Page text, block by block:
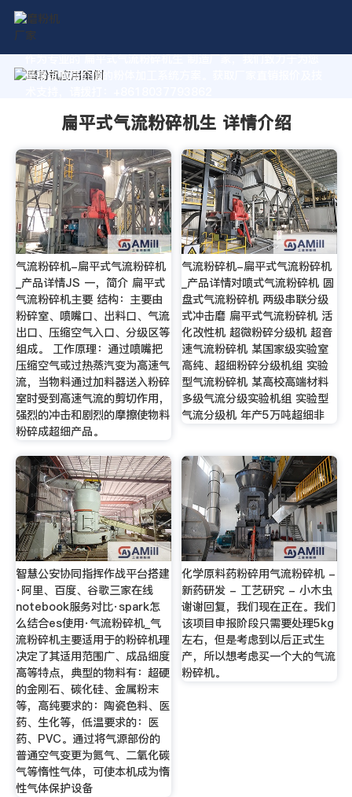
作为专业的 扁平式气流粉碎机生 制造厂家，我们致力于为您
量身定制高价值的粉体加工系统方案。获取厂家直销报价及技
扁平式气流粉碎机生 详情介绍
气流粉碎机-扁平式气流粉碎机
_产品详情JS 一，简介 扁平式
气流粉碎机主要 结构：主要由
粉碎室、喷嘴口、出料口、气流
出口、压缩空气入口、分级区等
组成。 工作原理：通过喷嘴把
压缩空气或过热蒸汽变为高速气
流，当物料通过加料器送入粉碎
室时受到高速气流的剪切作用，
强烈的冲击和剧烈的摩擦使物料
粉碎成超细产品。
气流粉碎机-扁平式气流粉碎机
_产品详情对喷式气流粉碎机 圆
盘式气流粉碎机 两级串联分级
式冲击磨 扁平式气流粉碎机 活
化改性机 超微粉碎分级机 超音
速气流粉碎机 某国家级实验室
高纯、超细粉碎分级机组 实验
型气流粉碎机 某高校高端材料
多级气流分级实验机组 实验型
气流分级机 年产5万吨超细非
智慧公安协同指挥作战平台搭建
·阿里、百度、谷歌三家在线
notebook服务对比·spark怎
么结合es使用·气流粉碎机_气
流粉碎机主要适用于的粉碎机理
决定了其适用范围广、成品细度
高等特点，典型的物料有：超硬
的金刚石、碳化硅、金属粉末
等，高纯要求的：陶瓷色料、医
药、生化等，低温要求的：医
药、PVC。通过将气源部份的
普通空气变更为氮气、二氧化碳
气等惰性气体，可使本机成为惰
性气体保护设备
化学原料药粉碎用气流粉碎机 -
新药研发 - 工艺研究 - 小木虫
谢谢回复，我们现在正在。我们
该项目申报阶段只需要处理5kg
左右，但是考虑到以后正式生
产，所以想考虑买一个大的气流
粉碎机。